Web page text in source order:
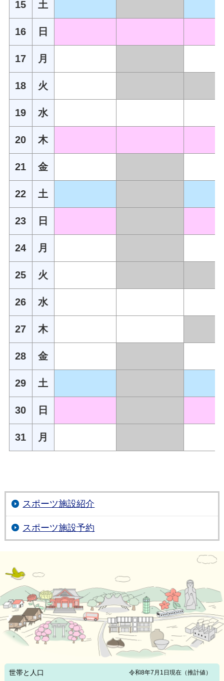
15 土
16 日
17 月
18 火
19 水
20 木
21 金
22 土
23 日
24 月
25 火
26 水
27 木
28 金
29 土
30 日
31 月
スポーツ施設紹介
スポーツ施設予約